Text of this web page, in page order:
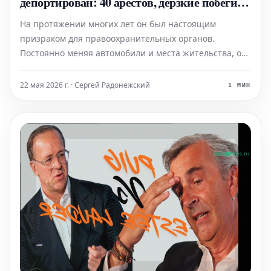
годы террора
На протяжении многих лет он был настоящим
призраком для правоохранительных органов.
Постоянно меняя автомобили и места жительства, он
риску жизни полицейских, водителей и пешеходов на
22 мая 2026 г. · Сергей Радонежский 1 МИН